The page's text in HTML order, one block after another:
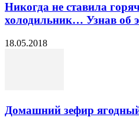
Никогда не ставила
холодильник… Узнав об
18.05.2018
Домашний зефир